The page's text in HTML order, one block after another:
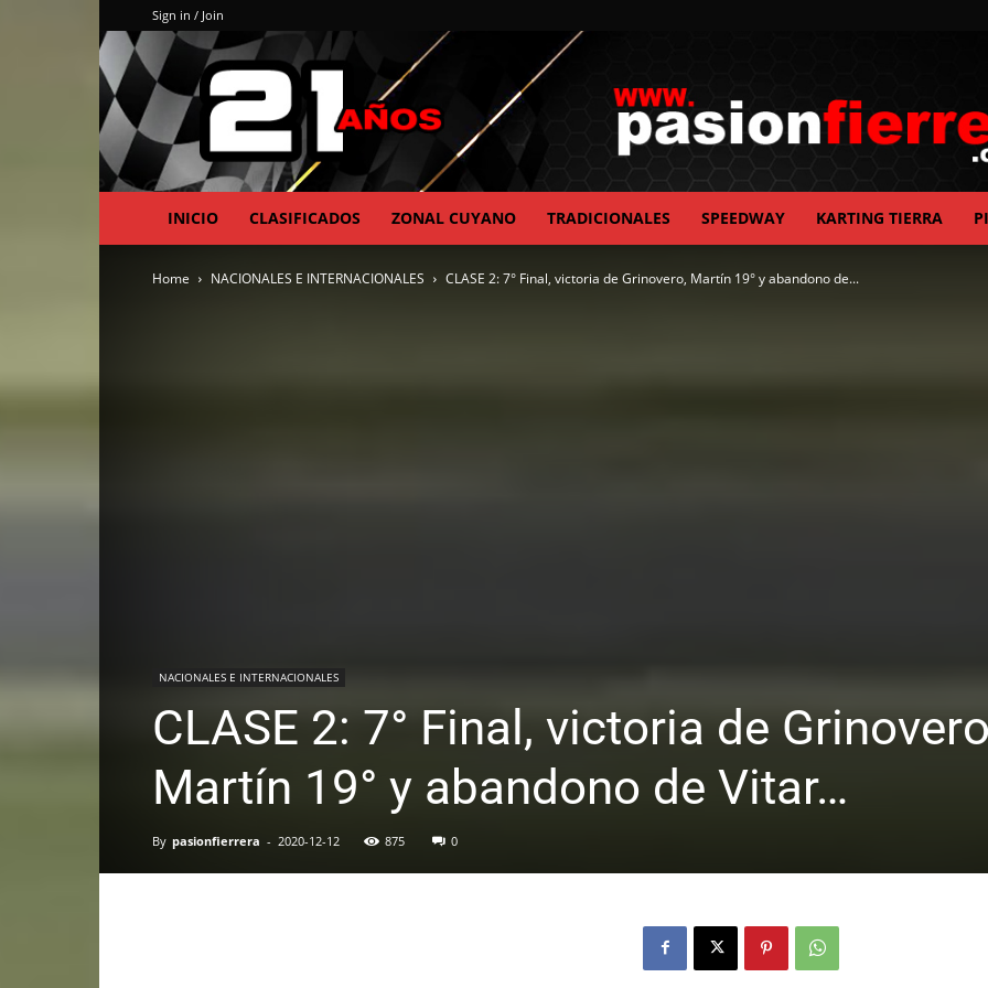
Sign in / Join
INICIO CLASIFICADOS ZONAL CUYANO TRADICIONALES SPEEDWAY KARTING TIERRA
Home NACIONALES E INTERNACIONALES CLASE 2: 7° Final, victoria de Grinovero, Martín 19° y abandono de...
NACIONALES E INTERNACIONALES
CLASE 2: 7° Final, victoria de
Martín 19° y abandono de Vitar…
By pasionfierrera - 2020-12-12 875 0